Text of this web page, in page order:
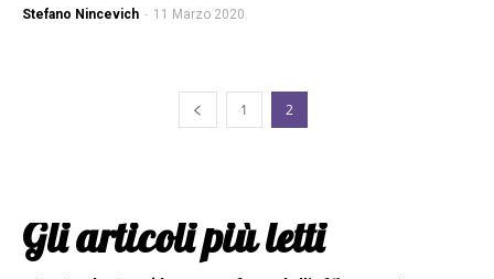
Stefano Nincevich - 11 Marzo 2020
1 2
Gli articoli più letti